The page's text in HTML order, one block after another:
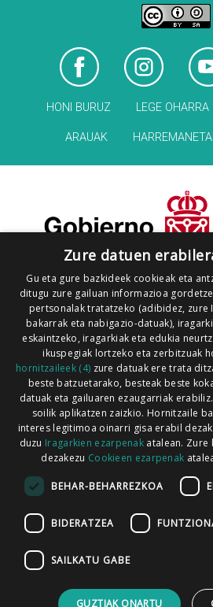
HONI BURUZ LEGE OHARRA
ARAUAK
Zure datuen
Gu eta gure bazkideek cookieak eta
ditugu zure gailuan informazioa
pertsonalak tratatzeko (adibidez, zure
bakarrak eta nabigazio-datuak),
eskaintzeko, iragarkiak eta edukia
ikuspegiak lortzeko eta zerbitzuak
hornitzaileek (4) zure datuak ere trata
beste batzuetarako, besteak beste
datuak eta gailuaren ezaugarriak
soilik aplikatzen zaizkio. Hornitzaile
interes legitimoa oinarri gisa erabil
duzu Iragarkien ezarpenak atalean. Zure
dezakezu Cookieen ezarpenak
BEHAR-BEHARREZKOA
BIDERATZEA
SAILKATU GABE
GUZTIAK ONARTU